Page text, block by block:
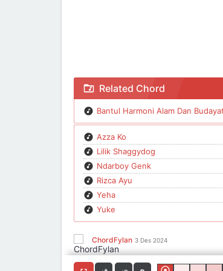
Chord Bantul Harmoni Alam Dan
Related Chord
Bantul Harmoni Alam Dan
Azza Ko
Lilik Shaggydog
Ndarboy Genk
Rizca Ayu
Yeha
Yuke
ChordFylan 3 Des 2024